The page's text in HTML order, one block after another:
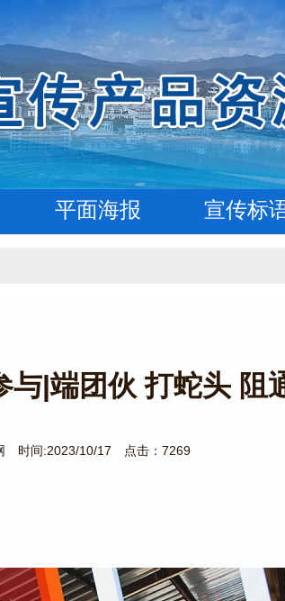
平面海报 宣传标
|端团伙 打蛇头 阻
时间:2023/10/17 点击：7269